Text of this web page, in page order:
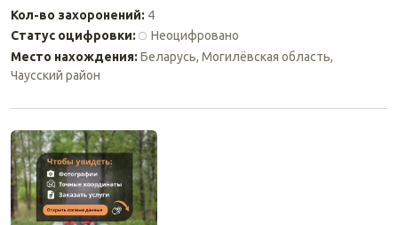
Кол-во захоронений: 4
Статус оцифровки:
Неоцифровано
Место нахождения: Беларусь, Могилёвская область,
Чаусский район